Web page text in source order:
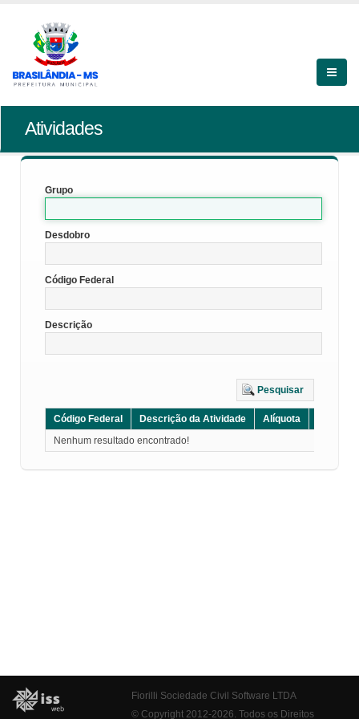
Atividades
Grupo
Desdobro
Código Federal
Descrição
Pesquisar
Código Federal Descrição da Atividade Alíquota
Nenhum resultado encontrado!
Fiorilli Sociedade Civil Software LTDA
© Copyright 2012-2026. Todos os Direitos